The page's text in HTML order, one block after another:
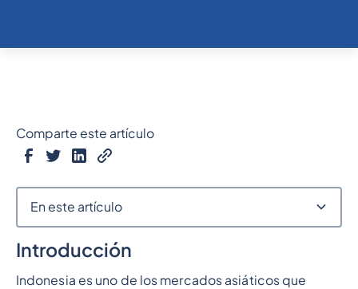
Introducción
Indonesia es uno de los mercados asiáticos que
Comparte este artículo
En este artículo
Epígrafe 2